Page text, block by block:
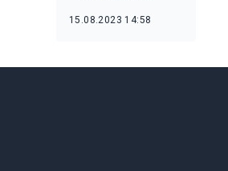
15.08.2023 14:58